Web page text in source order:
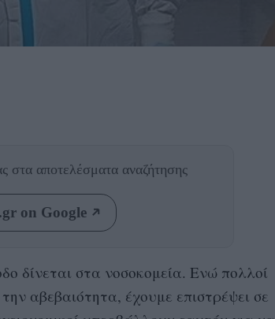
στα αποτελέσματα αναζήτησης
on Google
δίνεται στα νοσοκομεία. Ενώ πολλοί
αβεβαιότητα, έχουμε επιστρέψει σε